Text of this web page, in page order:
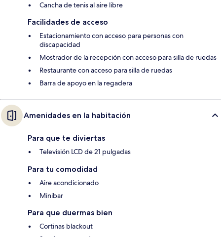
Cancha de tenis al aire libre
Facilidades de acceso
Estacionamiento con acceso para personas con
discapacidad
Mostrador de la recepción con acceso para silla de ruedas
Restaurante con acceso para silla de ruedas
Barra de apoyo en la regadera
Amenidades en la habitación
Para que te diviertas
Televisión LCD de 21 pulgadas
Para tu comodidad
Aire acondicionado
Minibar
Para que duermas bien
Cortinas blackout